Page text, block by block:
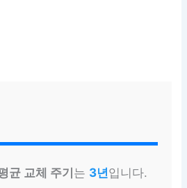
균 교체 주기는 3년입니다.